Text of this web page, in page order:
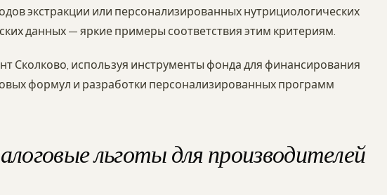
экстракции или персонализированных нутрициологических
данных — яркие примеры соответствия этим критериям.
Сколково, используя инструменты фонда для финансирования
формул и разработки персонализированных программ
льготы для производителей